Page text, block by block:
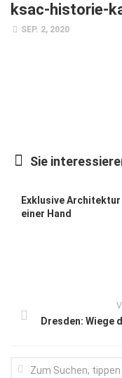
Forschung
Forum Gesundheit
ksac-historie-
SEP. 2, 2020
Sie
Exklusive Architektur
einer Hand
Dresden: Wiege